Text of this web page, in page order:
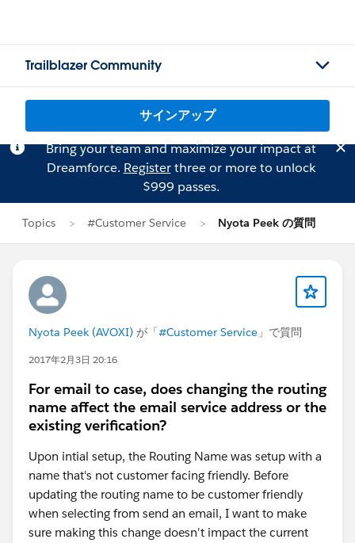
Trailblazer Community
サインアップ
Bring your team and maximize your impact at
Dreamforce. Registerthree or more to unlock
$999 passes.
Topics #Customer Service Nyota Peek の質問
Nyota Peek (AVOXI) が「#Customer Service 」で質問
2017年2月3日 20:16
For email to case, does changing the routing
name affect the email service address or the
existing verification?
Upon intial setup, the Routing Name was setup with a
name that's not customer facing friendly. Before
updating the routing name to be customer friendly
when selecting from send an email, I want to make
sure making this change doesn't impact the current